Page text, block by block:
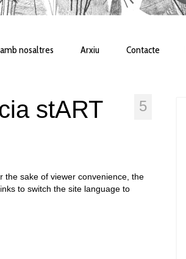
nosaltres Arxiu Contacte
5
stART
the sake of viewer convenience, the
to switch the site language to